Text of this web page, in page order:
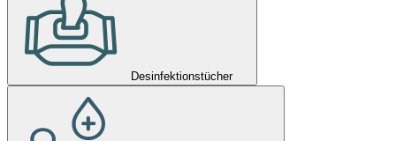
Desinfektionstücher